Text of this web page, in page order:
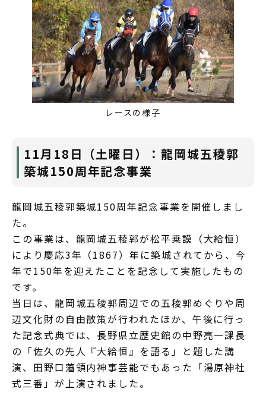
レースの様子
11月18日（土曜日）：龍岡城五稜郭
築城150周年記念事業
龍岡城五稜郭築城150周年記念事業を開催しまし
た。
この事業は、龍岡城五稜郭が松平乗謨（大給恒）
により慶応3年（1867）年に築城されてから、今
年で150年を迎えたことを記念して実施したもの
です。
当日は、龍岡城五稜郭周辺での五稜郭めぐりや周
辺文化財の自由散策が行われたほか、午後に行っ
た記念式典では、長野県立歴史館の中野亮一課長
の「佐久の先人『大給恒』を語る」と題した講
演、田野口藩領内神事芸能でもあった「湯原神社
式三番」が上演されました。